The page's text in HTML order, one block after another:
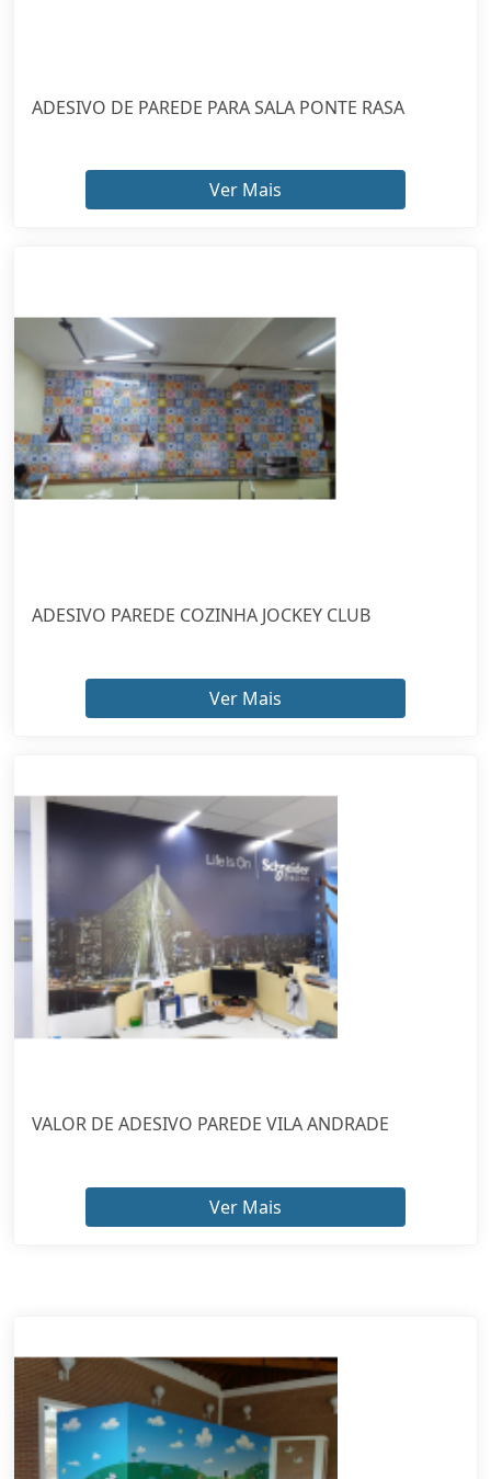
ADESIVO DE PAREDE PARA SALA PONTE RASA
Ver Mais
ADESIVO PAREDE COZINHA JOCKEY CLUB
Ver Mais
VALOR DE ADESIVO PAREDE VILA ANDRADE
Ver Mais